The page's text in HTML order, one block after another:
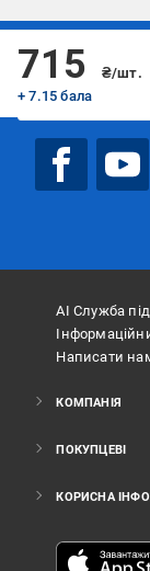
715
₴/шт.
+ 7.15 бала
Підписуйтесь,
АІ Служба
Написати
КОМПАНІЯ
ПОКУПЦЕВІ
КОРИСНА